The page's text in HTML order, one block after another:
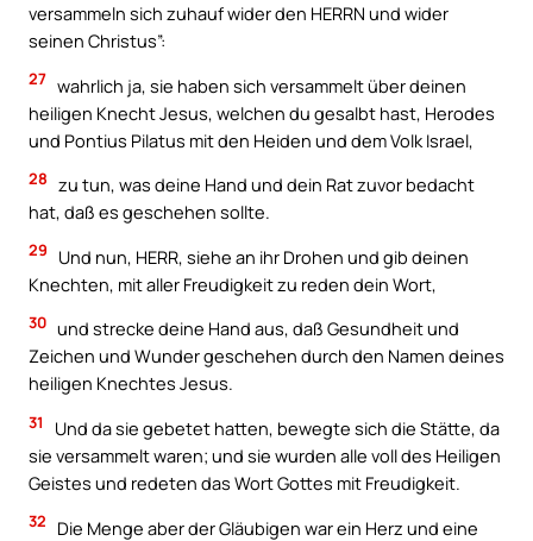
versammeln sich zuhauf wider den HERRN und wider
seinen Christus”:
27 wahrlich ja, sie haben sich versammelt über deinen
heiligen Knecht Jesus, welchen du gesalbt hast, Herodes
und Pontius Pilatus mit den Heiden und dem Volk Israel,
28 zu tun, was deine Hand und dein Rat zuvor bedacht
hat, daß es geschehen sollte.
29
Und nun, HERR, siehe an ihr Drohen und gib deinen
Knechten, mit aller Freudigkeit zu reden dein Wort,
30 und strecke deine Hand aus, daß Gesundheit und
Zeichen und Wunder geschehen durch den Namen deines
heiligen Knechtes Jesus.
31
Und da sie gebetet hatten, bewegte sich die Stätte, da
sie versammelt waren; und sie wurden alle voll des Heiligen
Geistes und redeten das Wort Gottes mit Freudigkeit.
32
Die Menge aber der Gläubigen war ein Herz und eine